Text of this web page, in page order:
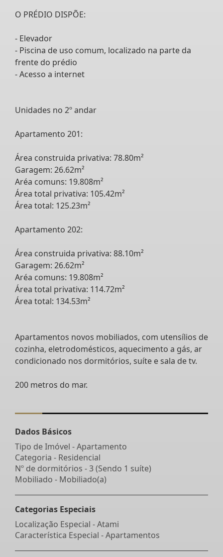
O PRÉDIO DISPÕE:
- Elevador
- Piscina de uso comum, localizado na parte da
frente do prédio
- Acesso a internet
Unidades no 2º andar
Apartamento 201:
Área construida privativa: 78.80m²
Garagem: 26.62m²
Aréa comuns: 19.808m²
Área total privativa: 105.42m²
Área total: 125.23m²
Apartamento 202:
Área construida privativa: 88.10m²
Garagem: 26.62m²
Aréa comuns: 19.808m²
Área total privativa: 114.72m²
Área total: 134.53m²
Apartamentos novos mobiliados, com utensílios de
cozinha, eletrodomésticos, aquecimento a gás, ar
condicionado nos dormitórios, suíte e sala de tv.
200 metros do mar.
Dados Básicos
Tipo de Imóvel - Apartamento
Categoria - Residencial
Nº de dormitórios - 3 (Sendo 1 suíte)
Mobiliado - Mobiliado(a)
Categorias Especiais
Localização Especial - Atami
Característica Especial - Apartamentos